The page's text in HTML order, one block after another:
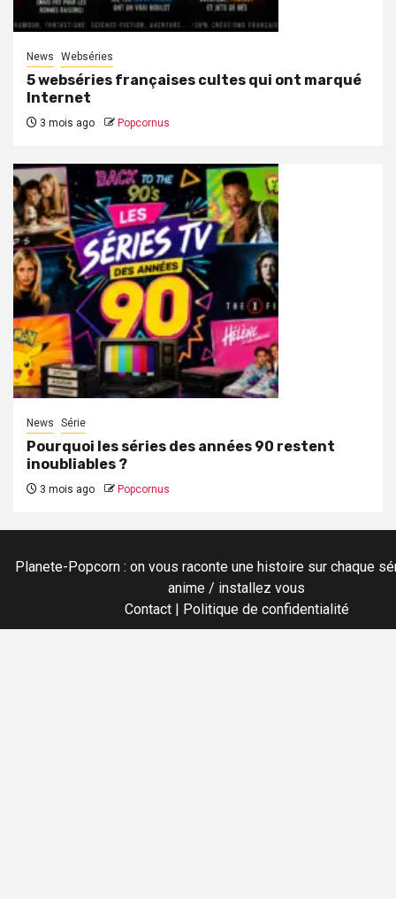
News Webséries
5 webséries françaises cultes qui ont marqué
Internet
3 mois ago Popcornus
News Série
Pourquoi les séries des années 90 restent
inoubliables ?
3 mois ago Popcornus
Planete-Popcorn : on vous raconte une histoire sur chaque
anime / installez vous
Contact| Politique de confidentialité